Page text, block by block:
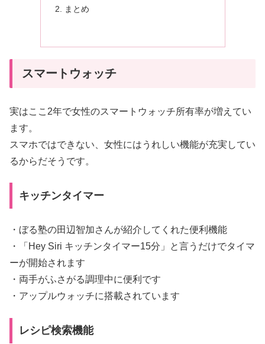
まとめ
スマートウォッチ
実はここ2年で女性のスマートウォッチ所有率が増えてい
ます。
スマホではできない、女性にはうれしい機能が充実してい
るからだそうです。
キッチンタイマー
・ぼる塾の田辺智加さんが紹介してくれた便利機能
・「Hey Siri キッチンタイマー15分」と言うだけでタイマ
ーが開始されます
・両手がふさがる調理中に便利です
・アップルウォッチに搭載されています
レシピ検索機能